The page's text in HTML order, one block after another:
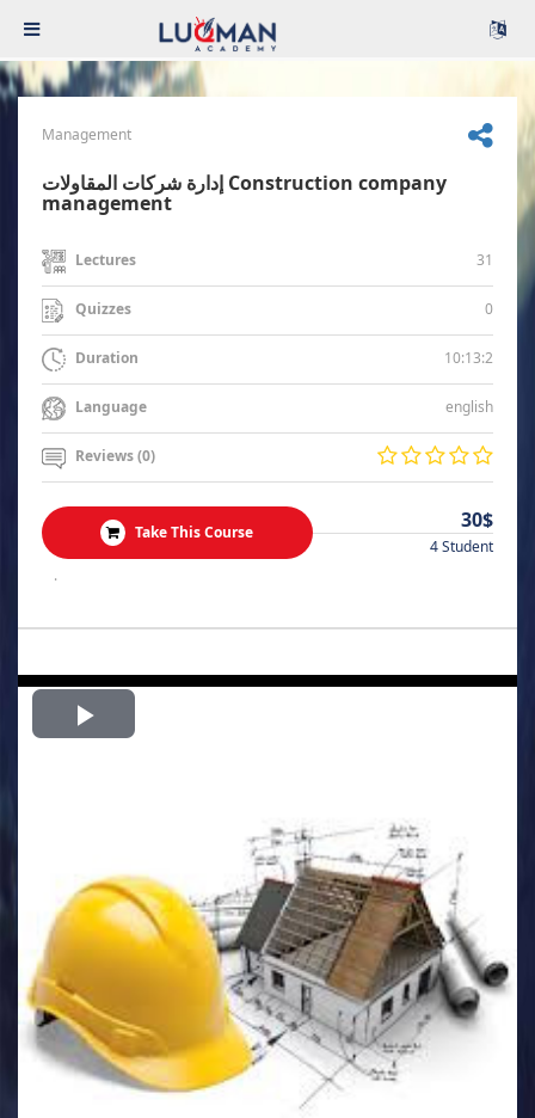
Management
إدارة شركات المقاولات Construction company
management
Lectures 31
Quizzes 0
Duration 10:13:2
Language english
Reviews (0)
Take This Course 30$
4 Student
.
Play